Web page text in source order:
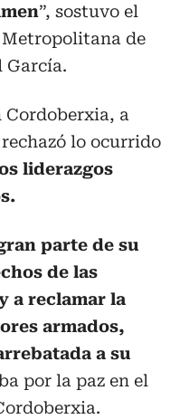
”, sostuvo el
de
García.
a
lo ocurrido
liderazgos
parte de su
de las
a reclamar la
armados,
a su
por la paz en el